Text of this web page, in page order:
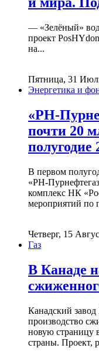
— «Зелёный»
проект
на...
Пятница, 31
Энергетика и
«РН-
почти 20
полугодие
В первом
«РН-
комплекс НК
мероприятий по
Четверг, 15
Газ
В Канаде
Канадский
производство
новую страницу
страны. Проект,